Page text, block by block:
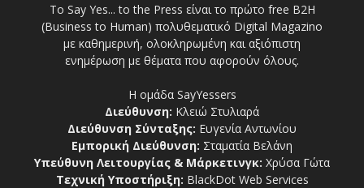
Το Say Yes... to the Press είναι το πρώτο free Β2Η
(Business to Human) πολυθεματικό Digital Magazino
με καθημερινή, ολοκληρωμένη και αξιόπιστη
ενημέρωση με θέματα που αφορούν όλους.
Η ομάδα SayYessers
Διεύθυνση: Κλειώ Στυλιαρά
Διεύθυνση Σύνταξης: Ευγενία Αντωνίου
Εμπορική Διεύθυνση: Σταματία Βελάνη
Υπεύθυνη Λειτουργίας & Μάρκετινγκ: Χρύσα Γώτα
Τεχνική Υποστήριξη: BlackDot Web Services